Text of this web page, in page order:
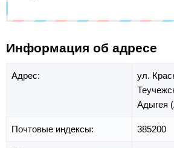
Информация об адресе
Адрес: ул.
Адыгея
Почтовые индексы: 385200